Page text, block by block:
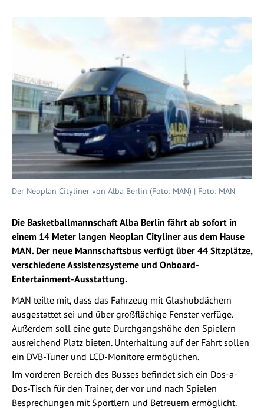
Der Neoplan Cityliner von Alba Berlin (Foto: MAN) | Foto: MAN
Die Basketballmannschaft Alba Berlin fährt ab sofort in
einem 14 Meter langen Neoplan Cityliner aus dem Hause
MAN. Der neue Mannschaftsbus verfügt über 44 Sitzplätze,
verschiedene Assistenzsysteme und Onboard-
Entertainment-Ausstattung.
MAN teilte mit, dass das Fahrzeug mit Glashubdächern
ausgestattet sei und über großflächige Fenster verfüge.
Außerdem soll eine gute Durchgangshöhe den Spielern
ausreichend Platz bieten. Unterhaltung auf der Fahrt sollen
ein DVB-Tuner und LCD-Monitore ermöglichen.
Im vorderen Bereich des Busses befindet sich ein Dos-a-
Dos-Tisch für den Trainer, der vor und nach Spielen
Besprechungen mit Sportlern und Betreuern ermöglicht.